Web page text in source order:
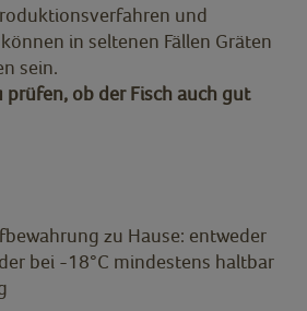
und
in seltenen Fällen Gräten
sein.
ob der Fisch auch gut
zu Hause: entweder
bei -18°C mindestens haltbar